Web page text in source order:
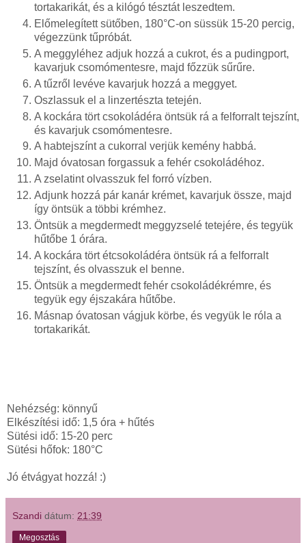
tortakarikát, és a kilógó tésztát leszedtem.
Előmelegített sütőben, 180°C-on süssük 15-20 percig,
végezzünk tűpróbát.
A meggyléhez adjuk hozzá a cukrot, és a pudingport,
kavarjuk csomómentesre, majd főzzük sűrűre.
A tűzről levéve kavarjuk hozzá a meggyet.
Oszlassuk el a linzertészta tetején.
A kockára tört csokoládéra öntsük rá a felforralt tejszínt,
és kavarjuk csomómentesre.
A habtejszínt a cukorral verjük kemény habbá.
Majd óvatosan forgassuk a fehér csokoládéhoz.
A zselatint olvasszuk fel forró vízben.
Adjunk hozzá pár kanár krémet, kavarjuk össze, majd
így öntsük a többi krémhez.
Öntsük a megdermedt meggyzselé tetejére, és tegyük
hűtőbe 1 órára.
A kockára tört étcsokoládéra öntsük rá a felforralt
tejszínt, és olvasszuk el benne.
Öntsük a megdermedt fehér csokoládékrémre, és
tegyük egy éjszakára hűtőbe.
Másnap óvatosan vágjuk körbe, és vegyük le róla a
tortakarikát.
Nehézség: könnyű
Elkészítési idő: 1,5 óra + hűtés
Sütési idő: 15-20 perc
Sütési hőfok: 180°C
Jó étvágyat hozzá! :)
Szandi dátum: 21:39
Megosztás